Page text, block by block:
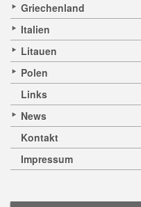
Griechenland
Italien
Litauen
Polen
Links
News
Kontakt
Impressum